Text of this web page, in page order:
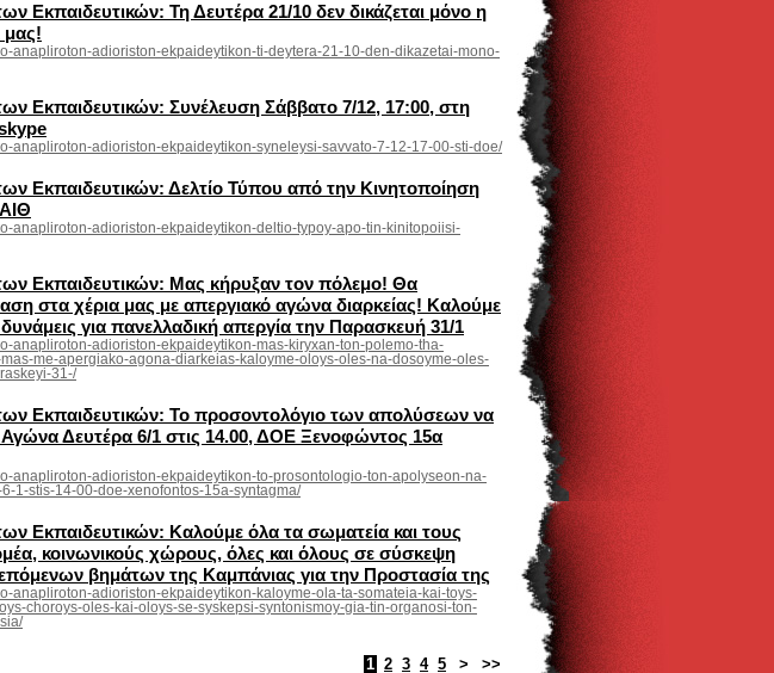
Εκπαιδευτικών: Τη Δευτέρα 21/10 δεν δικάζεται μόνο η
μας!
anapliroton-adioriston-ekpaideytikon-ti-deytera-21-10-den-dikazetai-mono-
Εκπαιδευτικών: Συνέλευση Σάββατο 7/12, 17:00, στη
anapliroton-adioriston-ekpaideytikon-syneleysi-savvato-7-12-17-00-sti-doe/
Εκπαιδευτικών: Δελτίο Τύπου από την Κινητοποίηση
anapliroton-adioriston-ekpaideytikon-deltio-typoy-apo-tin-kinitopoiisi-
Εκπαιδευτικών: Μας κήρυξαν τον πόλεμο! Θα
στα χέρια μας με απεργιακό αγώνα διαρκείας! Καλούμε
για πανελλαδική απεργία την Παρασκευή 31/1
anapliroton-adioriston-ekpaideytikon-mas-kiryxan-ton-polemo-tha-
me-apergiako-agona-diarkeias-kaloyme-oloys-oles-na-dosoyme-oles-
31-/
Εκπαιδευτικών: Το προσοντολόγιο των απολύσεων να
Αγώνα Δευτέρα 6/1 στις 14.00, ΔΟΕ Ξενοφώντος 15α
anapliroton-adioriston-ekpaideytikon-to-prosontologio-ton-apolyseon-na-
1-stis-14-00-doe-xenofontos-15a-syntagma/
Εκπαιδευτικών: Καλούμε όλα τα σωματεία και τους
κοινωνικούς χώρους, όλες και όλους σε σύσκεψη
βημάτων της Καμπάνιας για την Προστασία της
anapliroton-adioriston-ekpaideytikon-kaloyme-ola-ta-somateia-kai-toys-
choroys-oles-kai-oloys-se-syskepsi-syntonismoy-gia-tin-organosi-ton-
1 2 3 4 5 > >>